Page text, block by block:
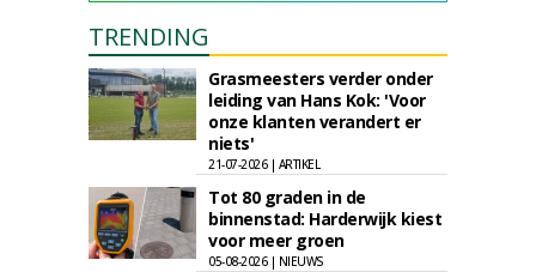
TRENDING
Grasmeesters verder onder
leiding van Hans Kok: 'Voor
onze klanten verandert er
niets'
21-07-2026 | ARTIKEL
Tot 80 graden in de
binnenstad: Harderwijk kiest
voor meer groen
05-08-2026 | NIEUWS